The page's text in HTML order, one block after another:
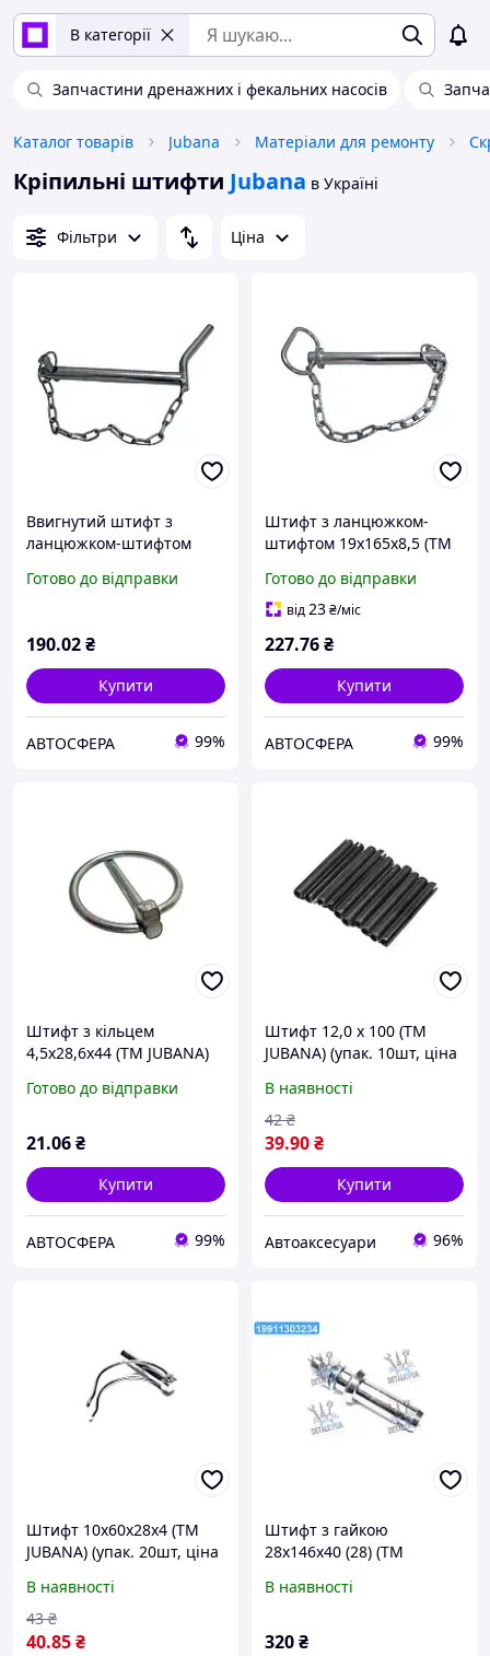
В категорії
Запчастини дренажних і фекальних насосів
Каталог товарів Jubana Матеріали для ремонту
Кріпильні штифти Jubana в Україні
Фільтри Ціна
Ввигнутий штифт з
ланцюжком-штифтом
2шт, ціна за 1шт)
Готово до відправки
190.02₴
Купити
АВТОСФЕРА 99%
Штифт з ланцюжком-
штифтом 19x165x8,5 (ТМ
за 1шт)
Готово до відправки
від23₴/міс
227.76₴
Купити
АВТОСФЕРА 99%
Штифт з кільцем
4,5x28,6x44 (ТМ JUBANA)
Готово до відправки
21.06₴
Купити
АВТОСФЕРА 99%
Штифт 12,0 x 100 (ТМ
JUBANA) (упак. 10шт, ціна
В наявності
39.90₴
42 ₴
Купити
Автоаксесуари 96%
Штифт 10x60x28x4 (ТМ
JUBANA) (упак. 20шт, ціна
В наявності
40.85₴
43 ₴
Штифт з гайкою
28x146x40 (28) (ТМ
за 1шт) 138706120 UA1
В наявності
320₴